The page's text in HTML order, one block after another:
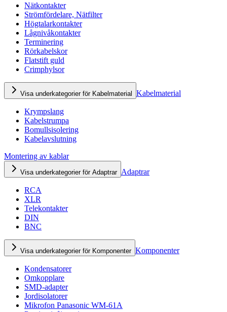
Nätkontakter
Strömfördelare, Nätfilter
Högtalarkontakter
Lågnivåkontakter
Terminering
Rörkabelskor
Flatstift guld
Crimphylsor
Visa underkategorier för Kabelmaterial Kabelmaterial
Krympslang
Kabelstrumpa
Bomullsisolering
Kabelavslutning
Montering av kablar
Visa underkategorier för Adaptrar Adaptrar
RCA
XLR
Telekontakter
DIN
BNC
Visa underkategorier för Komponenter Komponenter
Kondensatorer
Omkopplare
SMD-adapter
Jordisolatorer
Mikrofon Panasonic WM-61A